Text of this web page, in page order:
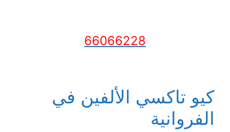
66066228
كيو تاكسي الألفين في
الفروانية